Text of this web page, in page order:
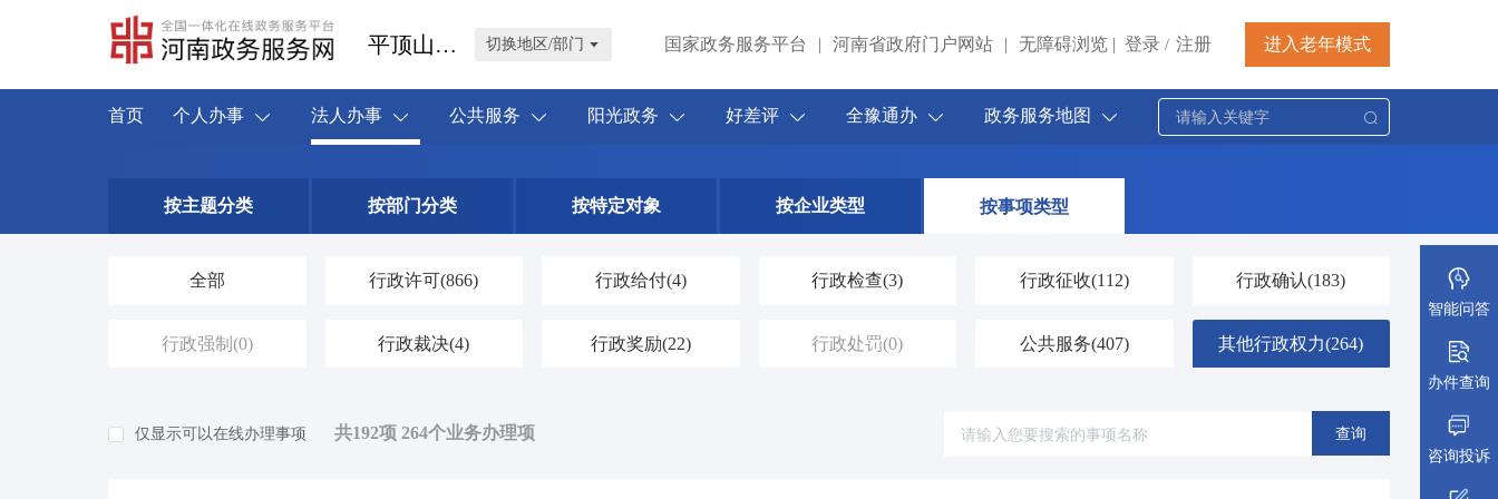
平顶山市叶县 切换地区/部门 国家政务服务平台 | 河南省政府门户网站 | 无障碍浏览 | 登录 / 注册 进入老年模式
首页 个人办事 法人办事 公共服务 阳光政务 好差评 全豫通办 政务服务地图
按主题分类 按部门分类 按特定对象 按企业类型 按事项类型
全部 行政许可(866) 行政给付(4) 行政检查(3) 行政征收(112) 行政确认(183)
行政强制 (0) 行政裁决(4) 行政奖励(22) 行政处罚(0) 公共服务(407) 其他行政权力(264)
仅显示可以在线办理事项 共192项 264个业务办理项 查询
智能问答
办件查询
咨询投诉